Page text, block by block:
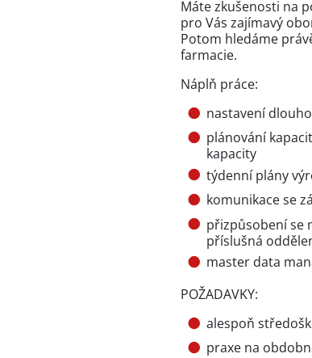
Máte zkušenosti na
pro Vás zajímavý
Potom hledáme
farmacie.
Náplň práce:
nastavení
plánování
kapacity
týdenní plány
komunikace se
přizpůsobení se
příslušná
master data
POŽADAVKY:
alespoň
praxe na